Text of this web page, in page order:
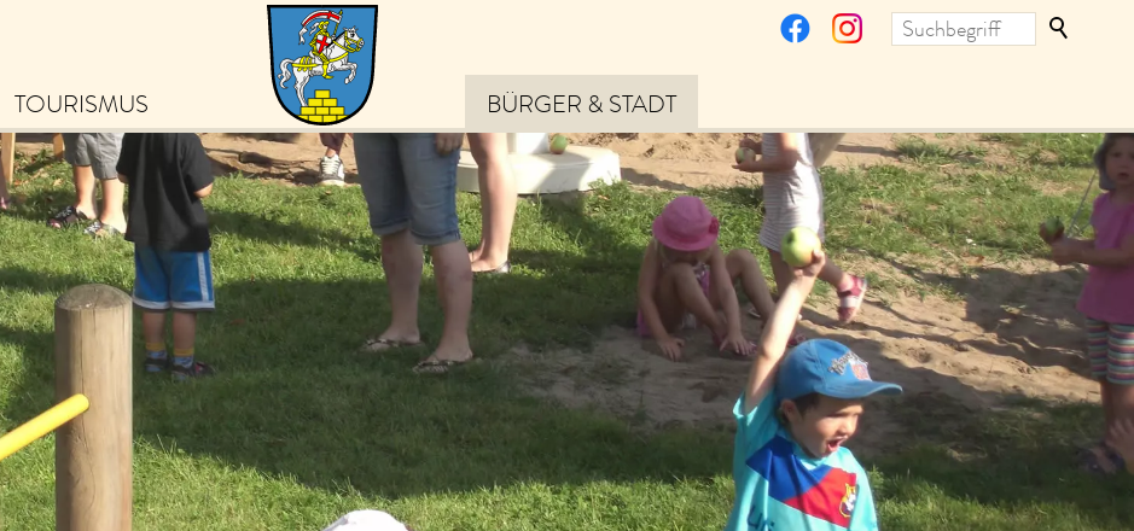
TOURISMUS BÜRGER & STADT
Bleiben Sie auf dem
Laufenden über die schönsten
Erlebnisse in Bad Staffelstein
– von Veranstaltungen und
Tipps zu Ausflugszielen bis hin
zu exklusiven Angeboten und
Neuigkeiten.
Zum Newsletter anmelden